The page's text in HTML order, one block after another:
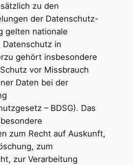
zu den
der Datenschutz-
gelten nationale
Datenschutz in
gehört insbesondere
vor Missbrauch
Daten bei der
– BDSG). Das
zum Recht auf Auskunft,
zum
zur Verarbeitung